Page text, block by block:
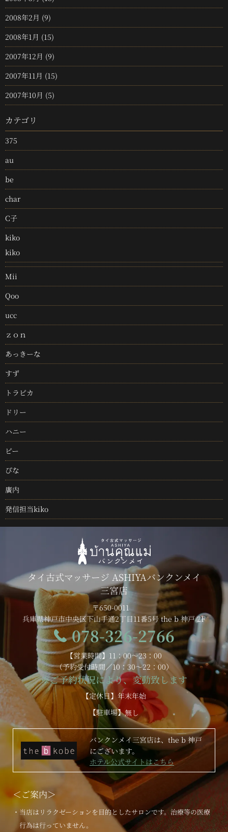
2008年2月 (9)
2008年1月 (15)
2007年12月 (9)
2007年11月 (15)
2007年10月 (5)
カテゴリ
375
au
be
char
C子
kiko
kiko
Mii
Qoo
ucc
ｚｏｎ
あっきーな
すず
トラピカ
ドリー
ハニー
ピー
ぴな
廣内
発信担当kiko
タイ古式マッサージ ASHIYAバンクンメイ
三宮店
〒650-0011
兵庫県神戸市中央区下山手通2丁目11番5号 the b 神戸 2F
078-326-2766
【営業時間】11：00～23：00
（予約受付時間／10：30～22：00）
※ご予約状況により、変動致します
【定休日】年末年始
【駐車場】無し
バンクンメイ三宮店は、the b 神戸
にございます。
ホテル公式サイトはこちら
＜ご案内＞
・当店はリラクゼーションを目的としたサロンです。治療等の医療
行為は行っていません。